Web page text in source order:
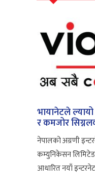
भायानेटले
र कमजोर
नेपालको अग्रणी
कम्युनिकेसन
आधारित नयाँ